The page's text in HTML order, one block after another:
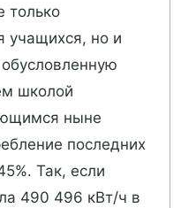
только
учащихся, но и
школой
ныне
последних
Так, если
490 496 кВт/ч в